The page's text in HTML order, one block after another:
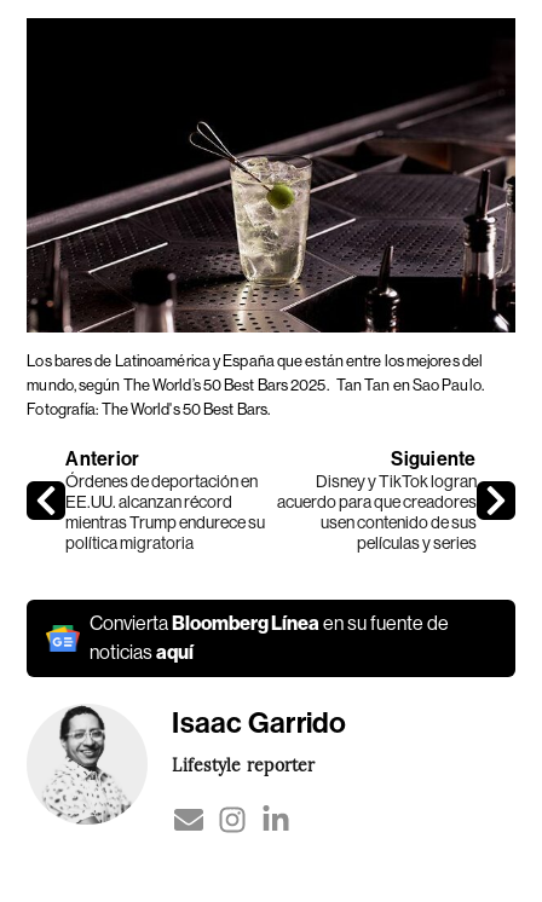
Los bares de Latinoamérica y España que están entre los mejores del
mundo, según The World’s 50 Best Bars 2025. Tan Tan en Sao Paulo.
Fotografía: The World's 50 Best Bars.
Anterior
Órdenes de deportación en
EE.UU. alcanzan récord
mientras Trump endurece su
política migratoria
Siguiente
Disney y TikTok logran
acuerdo para que creadores
usen contenido de sus
películas y series
ConviertaBloomberg Líneaen su fuente de
noticiasaquí
Isaac Garrido
Lifestyle reporter